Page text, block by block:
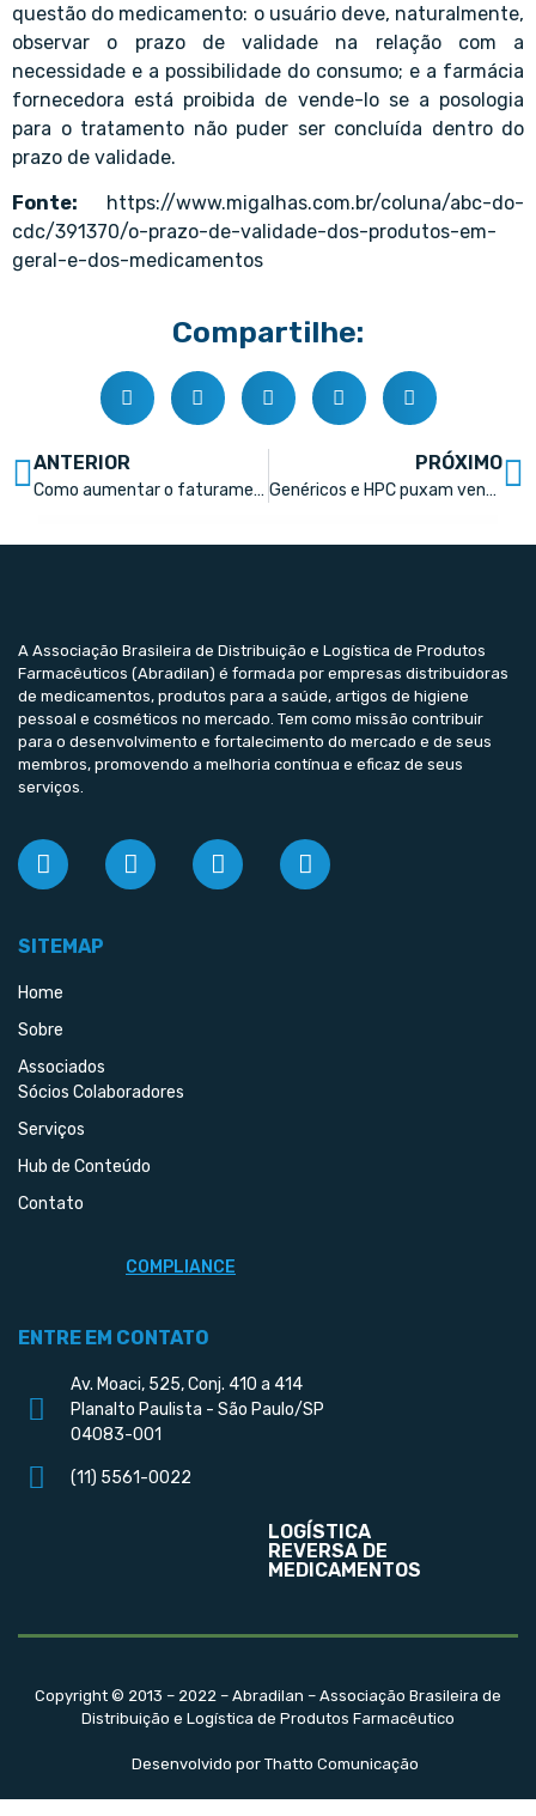
questão do medicamento: o usuário deve, naturalmente,
observar o prazo de validade na relação com a
necessidade e a possibilidade do consumo; e a farmácia
fornecedora está proibida de vende-lo se a posologia
para o tratamento não puder ser concluída dentro do
prazo de validade.
Fonte: https://www.migalhas.com.br/coluna/abc-do-
cdc/391370/o-prazo-de-validade-dos-produtos-em-
geral-e-dos-medicamentos
Compartilhe:
ANTERIOR
Como aumentar o faturamento com uma jornada inteligente de nutrição infantil
PRÓXIMO
Genéricos e HPC puxam vendas
A Associação Brasileira de Distribuição e Logística de Produtos
Farmacêuticos (Abradilan) é formada por empresas distribuidoras
de medicamentos, produtos para a saúde, artigos de higiene
pessoal e cosméticos no mercado. Tem como missão contribuir
para o desenvolvimento e fortalecimento do mercado e de seus
membros, promovendo a melhoria contínua e eficaz de seus
serviços.
SITEMAP
Home
Sobre
Associados
Sócios Colaboradores
Serviços
Hub de Conteúdo
Contato
COMPLIANCE
ENTRE EM CONTATO
Av. Moaci, 525, Conj. 410 a 414
Planalto Paulista - São Paulo/SP
04083-001
(11) 5561-0022
LOGÍSTICA
REVERSA DE
MEDICAMENTOS
Copyright © 2013 – 2022 – Abradilan – Associação Brasileira de
Distribuição e Logística de Produtos Farmacêutico
Desenvolvido por Thatto Comunicação